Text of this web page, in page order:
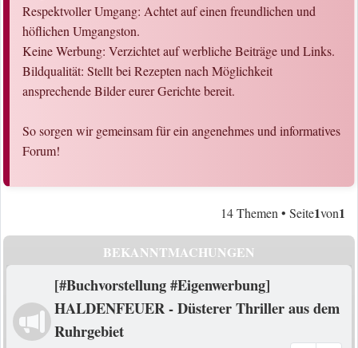
Respektvoller Umgang: Achtet auf einen freundlichen und
höflichen Umgangston.
Keine Werbung: Verzichtet auf werbliche Beiträge und Links.
Bildqualität: Stellt bei Rezepten nach Möglichkeit
ansprechende Bilder eurer Gerichte bereit.
So sorgen wir gemeinsam für ein angenehmes und informatives
Forum!
14 Themen • Seite1von1
BEKANNTMACHUNGEN
[#Buchvorstellung #Eigenwerbung]
HALDENFEUER - Düsterer Thriller aus dem
Ruhrgebiet